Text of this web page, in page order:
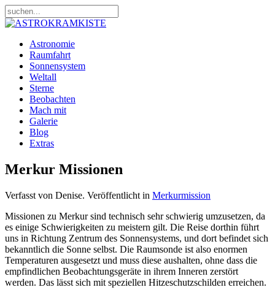
Astronomie
Raumfahrt
Sonnensystem
Weltall
Sterne
Beobachten
Mach mit
Galerie
Blog
Extras
Merkur Missionen
Verfasst von Denise. Veröffentlicht in Merkurmission
Missionen zu Merkur sind technisch sehr schwierig umzusetzen, da
es einige Schwierigkeiten zu meistern gilt. Die Reise dorthin führt
uns in Richtung Zentrum des Sonnensystems, und dort befindet sich
bekanntlich die Sonne selbst. Die Raumsonde ist also enormen
Temperaturen ausgesetzt und muss diese aushalten, ohne dass die
empfindlichen Beobachtungsgeräte in ihrem Inneren zerstört
werden. Das lässt sich mit speziellen Hitzeschutzschilden erreichen.